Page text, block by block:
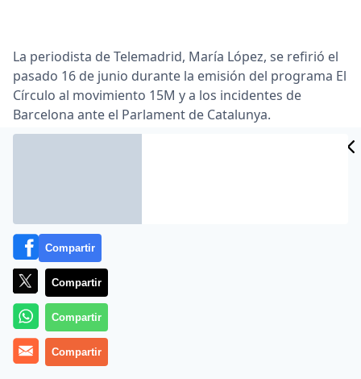
La periodista de Telemadrid, María López, se refirió el
pasado 16 de junio durante la emisión del programa El
Círculo al movimiento 15M y a los incidentes de
Barcelona ante el Parlament de Catalunya.
MÁS EN OTROS MEDIOS
Compartir
Compartir
Compartir
Compartir